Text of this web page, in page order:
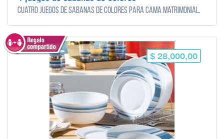
Cuatro juegos de sabanas de colores para cama matrimonial.
$ 28,000,00